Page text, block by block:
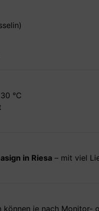
°C
in Riesa – mit viel
können je nach Monitor-